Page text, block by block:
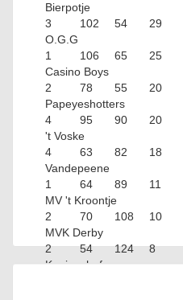
Bierpotje
3
102 54 29
O.G.G
1
106 65 25
Casino Boys
2
78 55 20
Papeyeshotters
4
95 90 20
't Voske
4
63 82 18
Vandepeene
1
64 89 11
MV 't Kroontje
2
70 108 10
MVK Derby
2
54 124 8
Koningshof